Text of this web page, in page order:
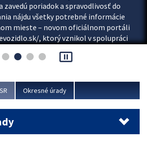
zavedú poriadok a spravodlivosť do
nájdu všetky potrebné informácie
mieste – novom oficiálnom portáli
, ktorý vznikol v spolupráci
(SLASPO) a Ministerstva vnútra SR.
pause_presentation
Okresné úrady